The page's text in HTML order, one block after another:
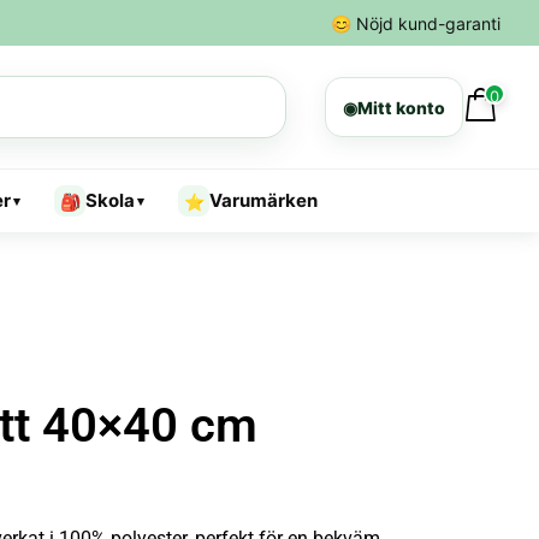
😊 Nöjd kund-garanti
◉Mitt konto
0
▾ 🎒 Skola ▾ ⭐ Varumärken
40×40 cm